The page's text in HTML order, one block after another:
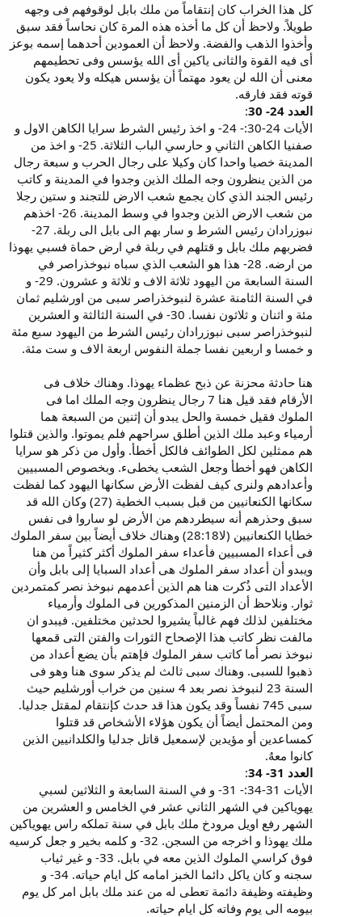
كل هذا الخراب كان إنتقاماً من ملك بابل لوقوفهم فى وجهه
طويلاً. ولاحظ أن كل ما أخذه هذه المرة كان نحاساً فقد سبق
وأخذوا الذهب والفضة. ولاحظ أن العمودين أحدهما إسمه بوعز
أى فيه القوة والثانى ياكين أى الله يؤسس وفى تحطيمهم
معنى أن الله لن يعود مهتماً أن يؤسس هيكله ولا يعود يكون
قوته فقد فارقه.
العدد 24- 30
:
الأيات 24-30:- 24- و اخذ رئيس الشرط سرايا الكاهن الاول و
صفنيا الكاهن الثاني و حارسي الباب الثلاثة. 25- و اخذ من
المدينة خصيا واحدا كان وكيلا على رجال الحرب و سبعة رجال
من الذين ينظرون وجه الملك الذين وجدوا في المدينة و كاتب
رئيس الجند الذي كان يجمع شعب الارض للتجند و ستين رجلا
من شعب الارض الذين وجدوا في وسط المدينة. 26- اخذهم
نبوزرادان رئيس الشرط و سار بهم الى بابل الى ربلة. 27-
فضربهم ملك بابل و قتلهم في ربلة في ارض حماة فسبي يهوذا
من ارضه. 28- هذا هو الشعب الذي سباه نبوخذراصر في
السنة السابعة من اليهود ثلاثة الاف و ثلاثة و عشرون. 29- و
في السنة الثامنة عشرة لنبوخذراصر سبى من اورشليم ثمان
مئة و اثنان و ثلاثون نفسا. 30- في السنة الثالثة و العشرين
لنبوخذراصر سبى نبوزرادان رئيس الشرط من اليهود سبع مئة
و خمسا و اربعين نفسا جملة النفوس اربعة الاف و ست مئة.
هنا حادثة محزنة عن ذبح عظماء يهوذا. وهناك خلاف فى
الأرقام فقد قيل هنا 7 رجال ينظرون وجه الملك اما فى
الملوك فقيل خمسة والحل يبدو أن إثنين من السبعة هما
أرمياء وعبد ملك الذين أطلق سراحهم فلم يموتوا. والذين قتلوا
هم ممثلين لكل الطوائف فالكل أخطأ. وأول من ذكر هو سرايا
الكاهن فهو أخطأ وجعل الشعب يخطىء. وبخصوص المسبيين
وأعدادهم ولنرى كيف لفظت الأرض سكانها اليهود كما لفظت
سكانها الكنعانيين من قبل بسبب الخطية (27) وكان الله قد
سبق وحذرهم أنه سيطردهم من الأرض لو ساروا فى نفس
خطايا الكنعانيين (لا28:18) وهناك خلاف أيضاً بين سفر الملوك
فى أعداء المسبيين فأعداء سفر الملوك أكثر كثيراً من هنا
ويبدو أن أعداد سفر الملوك هى أعداد السبايا إلى بابل وأن
الأعداد التى ذُكرت هنا هم الذين أعدمهم نبوخذ نصر كمتمردين
ثوار. ونلاحظ أن الزمنين المذكورين فى الملوك وأرمياء
مختلفين لذلك فهم غالباً يشيروا لحدثين مختلفين. فيبدو ان
مالفت نظر كاتب هذا الإصحاح الثورات والفتن التى قمعها
نبوخذ نصر أما كاتب سفر الملوك فإهتم بأن يضع أعداد من
ذهبوا للسبى. وهناك سبى ثالث لم يذكر سوى هنا وهو فى
السنة 23 لنبوخذ نصر بعد 4 سنين من خراب أورشليم حيث
سبى 745 نفساً وقد يكون هذا قد حدث كإنتقام لمقتل جدليا.
ومن المحتمل أيضاً أن يكون هؤلاء الأشخاص قد قتلوا
كمساعدين أو مؤيدين لإسمعيل قاتل جدليا والكلدانيين الذين
كانوا معهُ.
العدد 31- 34
:
الأيات 31-34:- 31- و في السنة السابعة و الثلاثين لسبي
يهوياكين في الشهر الثاني عشر في الخامس و العشرين من
الشهر رفع اويل مرودخ ملك بابل في سنة تملكه راس يهوياكين
ملك يهوذا و اخرجه من السجن. 32- و كلمه بخير و جعل كرسيه
فوق كراسي الملوك الذين معه في بابل. 33- و غير ثياب
سجنه و كان ياكل دائما الخبز امامه كل ايام حياته. 34- و
وظيفته وظيفة دائمة تعطى له من عند ملك بابل امر كل يوم
بيومه الى يوم وفاته كل ايام حياته.